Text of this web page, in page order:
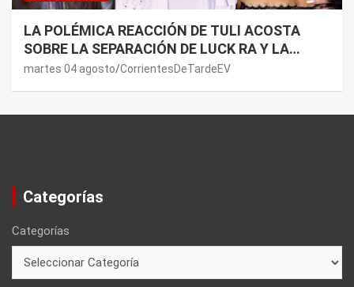
LA POLÉMICA REACCIÓN DE TULI ACOSTA
SOBRE LA SEPARACIÓN DE LUCK RA Y LA
JOAQUI: “¿MI VERDAD?”
martes 04 agosto CorrientesDeTardeEV
Categorías
Categorías